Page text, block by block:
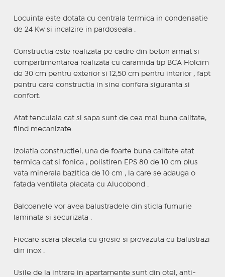
Locuinta este dotata cu centrala termica in condensatie
de 24 Kw si incalzire in pardoseala .
Constructia este realizata pe cadre din beton armat si
compartimentarea realizata cu caramida tip BCA Holcim
de 30 cm pentru exterior si 12,50 cm pentru interior , fapt
pentru care constructia in sine confera siguranta si
confort.
Atat tencuiala cat si sapa sunt de cea mai buna calitate,
fiind mecanizate.
Izolatia constructiei, una de foarte buna calitate atat
termica cat si fonica , polistiren EPS 80 de 10 cm plus
vata minerala bazltica de 10 cm , la care se adauga o
fatada ventilata placata cu Alucobond .
Balcoanele vor avea balustradele din sticla fumurie
laminata si securizata .
Fiecare scara placata cu gresie si prevazuta cu balustrazi
din inox .
Usile de la intrare in apartamente sunt din otel, anti-